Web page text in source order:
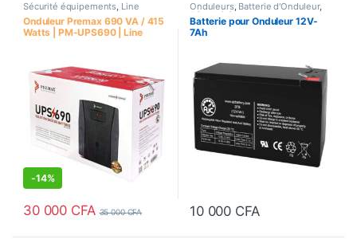
Sécurité équipements, Line
Interactive, Onduleurs
Onduleur Premax 690 VA / 415
Watts | PM-UPS690 | Line
-14%
30 000 CFA 35 000CFA
Onduleurs, Batterie d'Onduleur,
Sécurité équipements
Batterie pour Onduleur 12V-
7Ah
10 000 CFA